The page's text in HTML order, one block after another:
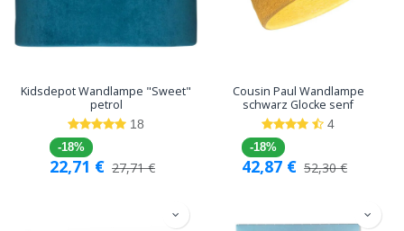
Kidsdepot Wandlampe "Sweet"
petrol
18
-18%
22,71 € 27,71€
Cousin Paul Wandlampe
schwarz Glocke senf
4
-18%
42,87 € 52,30€